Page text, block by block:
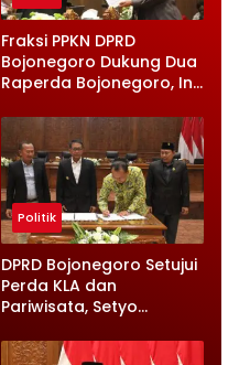
Fraksi PPKN DPRD
Bojonegoro Dukung Dua
Raperda Bojonegoro, Ini
Disampaikan
Politik
DPRD Bojonegoro Setujui
Perda KLA dan
Pariwisata, Setyo
Instruksi